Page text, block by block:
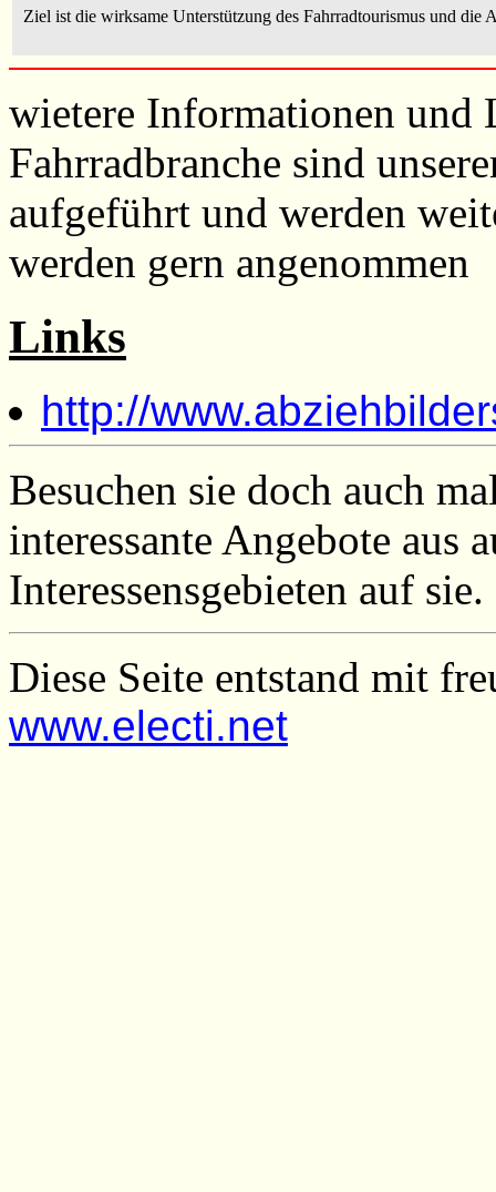
Ziel ist die wirksame Unterstützung des Fahrradtourismus und die
wietere Informationen und
Fahrradbranche sind
aufgeführt und werden
werden gern angenommen
Links
http://
Besuchen sie doch auch
interessante Angebote aus
Interessensgebieten auf sie.
Diese Seite entstand mit
www.electi.net